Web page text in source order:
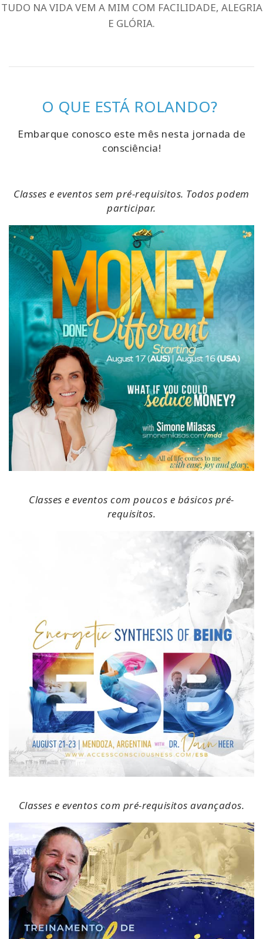
TUDO NA VIDA VEM A MIM COM FACILIDADE, ALEGRIA
E GLÓRIA.
O QUE ESTÁ ROLANDO?
Embarque conosco este mês nesta jornada de
consciência!
Classes e eventos sem pré-requisitos. Todos podem
participar.
Classes e eventos com poucos e básicos pré-
requisitos.
Classes e eventos com pré-requisitos avançados.